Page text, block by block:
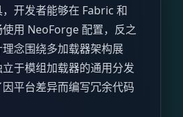
开发者能够在 Fabric 和
用 NeoForge 配置，反之
念围绕多加载器架构展
于模组加载器的通用分发
平台差异而编写冗余代码